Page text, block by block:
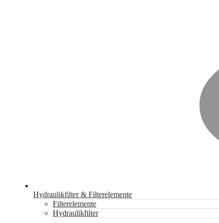
Hydraulikfilter & Filterelemente
Filterelemente
Hydraulikfilter